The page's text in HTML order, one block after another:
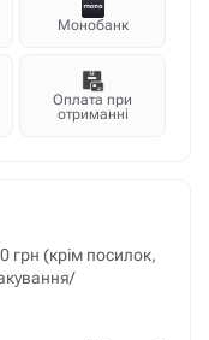
Монобанк
Оплата при
отриманні
грн (крім посилок,